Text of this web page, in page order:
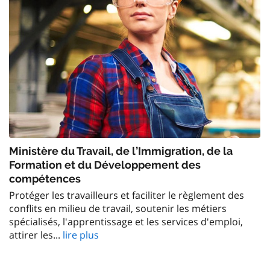
Ministère du Travail, de l’Immigration, de la
Formation et du Développement des
compétences
Protéger les travailleurs et faciliter le règlement des
conflits en milieu de travail, soutenir les métiers
spécialisés, l'apprentissage et les services d'emploi,
attirer les... lire plus